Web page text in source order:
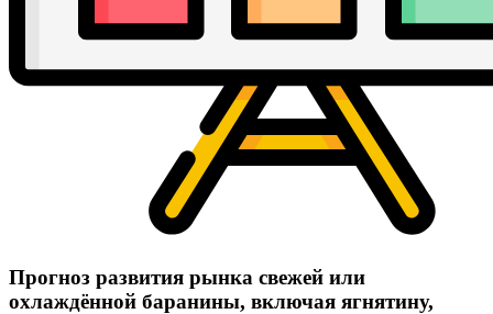
Прогноз развития рынка свежей или
охлаждённой баранины, включая ягнятину,